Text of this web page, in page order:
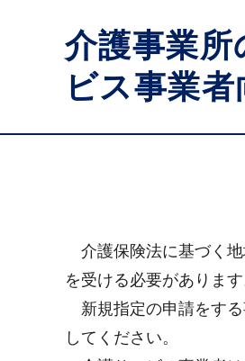
介護事業所
ビス事業
介護保険法に基づく地
を受ける必要がありま
新規指定の申請をする
してください。